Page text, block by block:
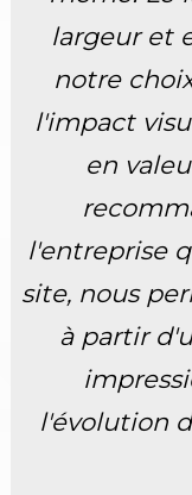
largeur et
notre
l'impact
en
l'entreprise
site, nous
à partir
l'évolution